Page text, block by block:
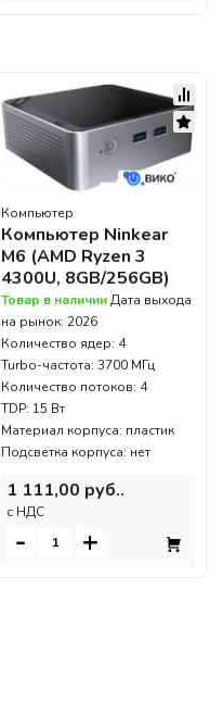
Компьютер
Компьютер Ninkear
M6 (AMD Ryzen 3
4300U, 8GB/256GB)
Товар в наличииДата выхода
на рынок: 2026
Количество ядер: 4
Turbo-частота: 3700 МГц
Количество потоков: 4
TDP: 15 Вт
Материал корпуса: пластик
Подсветка корпуса: нет
1 111,00 руб..
c НДС
- +